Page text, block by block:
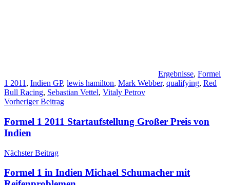
Ergebnisse, Formel
1 2011 , Indien GP, lewis hamilton, Mark Webber, qualifying, Red
Bull Racing, Sebastian Vettel, Vitaly Petrov
Beitragsnavigation
Vorheriger Beitrag
Formel 1 2011 Startaufstellung Großer Preis von
Indien
Nächster Beitrag
Formel 1 in Indien Michael Schumacher mit